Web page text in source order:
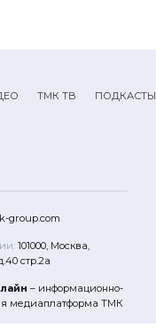
ТМК ТВ ПОДКАСТЫ
group.com
101000, Москва,
стр.2а
– информационно-
медиаплатформа ТМК